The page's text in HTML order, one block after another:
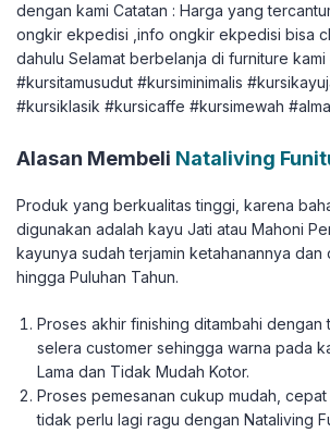
dengan kami Catatan : Harga yang
ongkir ekpedisi ,info ongkir ekpedisi bisa
dahulu Selamat berbelanja di furniture kami
#kursitamusudut #kursiminimalis
#kursiklasik #kursicaffe #kursimewah
Alasan Membeli Nataliving
Produk yang berkualitas tinggi, karena
digunakan adalah kayu Jati atau Mahoni
kayunya sudah terjamin ketahanannya dan
hingga Puluhan Tahun.
Proses akhir finishing ditambahi dengan
selera customer sehingga warna pada
Lama dan Tidak Mudah Kotor.
Proses pemesanan cukup mudah, cepat
tidak perlu lagi ragu dengan Nataliving